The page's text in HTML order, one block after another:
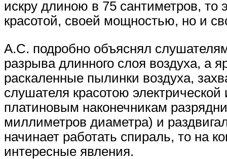
искру длиною в 75 сантиметров, то
красотой, своей мощностью, но и
А.С. подробно объяснял
разрыва длинного слоя воздуха, а
раскаленные пылинки воздуха,
слушателя красотою
платиновым наконечникам
миллиметров диаметра) и
начинает работать спираль, то на
интересные явления.